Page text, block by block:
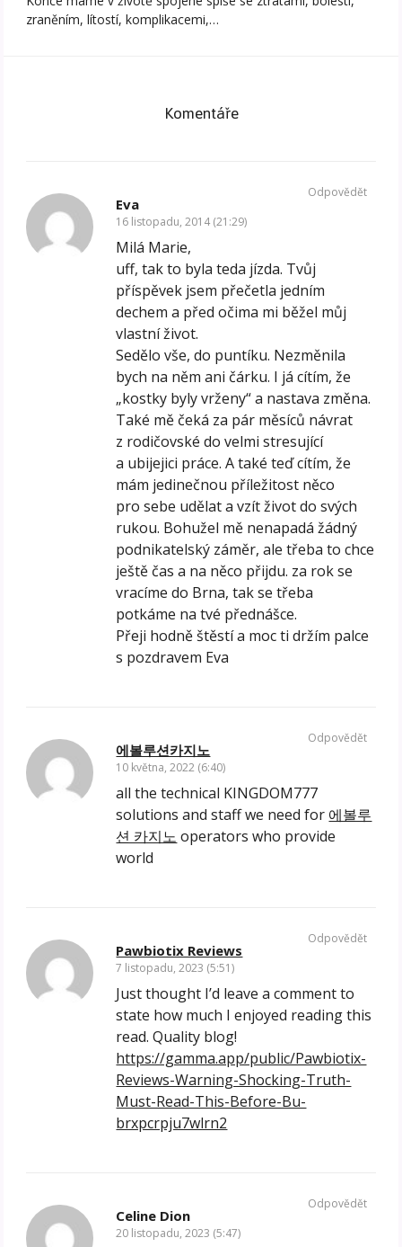
zraněním, lítostí, komplikacemi,…
Komentáře
Eva
16 listopadu, 2014 (21:29)
Milá Marie,
uff, tak to byla teda jízda. Tvůj
příspěvek jsem přečetla jedním
dechem a před očima mi běžel můj
vlastní život.
Sedělo vše, do puntíku. Nezměnila
bych na něm ani čárku. I já cítím, že
„kostky byly vrženy“ a nastava změna.
Také mě čeká za pár měsíců návrat
z rodičovské do velmi stresující
a ubijejici práce. A také teď cítím, že
mám jedinečnou příležitost něco
pro sebe udělat a vzít život do svých
rukou. Bohužel mě nenapadá žádný
podnikatelský záměr, ale třeba to chce
ještě čas a na něco přijdu. za rok se
vracíme do Brna, tak se třeba
potkáme na tvé přednášce.
Přeji hodně štěstí a moc ti držím palce
s pozdravem Eva
Odpovědět
에볼루션카지노
10 května, 2022 (6:40)
all the technical KINGDOM777
solutions and staff we need for 에볼루
션 카지노 operators who provide
world
Odpovědět
Pawbiotix Reviews
7 listopadu, 2023 (5:51)
Just thought I’d leave a comment to
state how much I enjoyed reading this
read. Quality blog!
https://gamma.app/public/Pawbiotix-
Reviews-Warning-Shocking-Truth-
Must-Read-This-Before-Bu-
brxpcrpju7wlrn2
Odpovědět
Celine Dion
20 listopadu, 2023 (5:47)
Odpovědět